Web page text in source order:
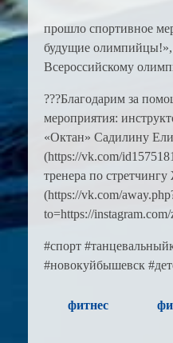
прошло спортивное
будущие
Всероссийскому
???Благодарим за
мероприятия:
«Октан» Садилину
(https://vk.com/
тренера по
(https://vk.com/
to=https://
#спорт
#новокуйбышевск
фитнес